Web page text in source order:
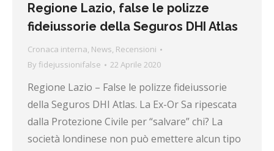
Regione Lazio, false le polizze
fideiussorie della Seguros DHI Atlas
Cronaca interna, News, Recensioni
By fidejussionifalse 22 Aprile 2020
Regione Lazio – False le polizze fideiussorie
della Seguros DHI Atlas. La Ex-Or Sa ripescata
dalla Protezione Civile per “salvare” chi? La
società londinese non può emettere alcun tipo